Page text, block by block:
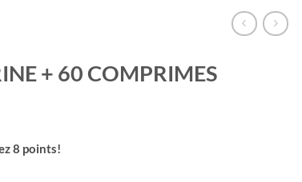
+ 60 COMPRIMES
8 points!